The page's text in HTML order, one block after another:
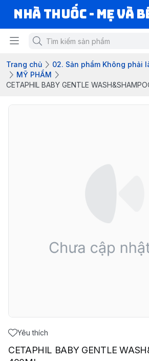
Nhà Thuốc - Mẹ và
Trang chủ 02. Sản phẩm Không phải
MỸ PHẨM
CETAPHIL BABY GENTLE
Yêu thích
CETAPHIL BABY GENTLE